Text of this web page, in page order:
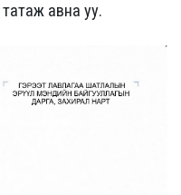
татаж авна уу.